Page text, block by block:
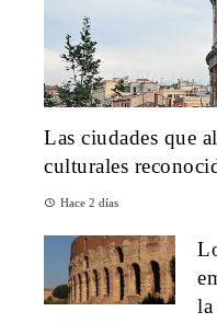
Las ciudades que
culturales
Hace 2 días
la